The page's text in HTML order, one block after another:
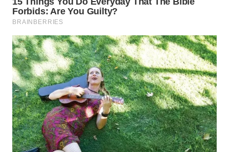
KONSUMEN
LISTRIK
WAHANA
TRAVEL
WAHANA
TV
WAHANANEWS